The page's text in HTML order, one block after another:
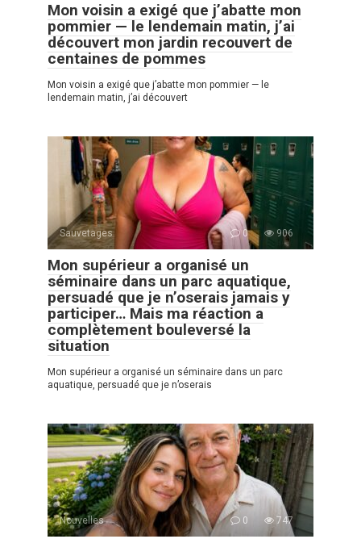
Mon voisin a exigé que j’abatte mon
pommier — le lendemain matin, j’ai
découvert mon jardin recouvert de
centaines de pommes
Mon voisin a exigé que j’abatte mon pommier — le
lendemain matin, j’ai découvert
Sauvetages 0 906
Mon supérieur a organisé un
séminaire dans un parc aquatique,
persuadé que je n’oserais jamais y
participer… Mais ma réaction a
complètement bouleversé la
situation
Mon supérieur a organisé un séminaire dans un parc
aquatique, persuadé que je n’oserais
Nouvelles 0 747